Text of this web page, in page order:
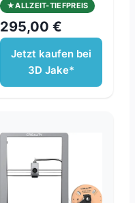
ALLZEIT-TIEFPREIS
295,00 €
Jetzt kaufen bei
3D Jake*